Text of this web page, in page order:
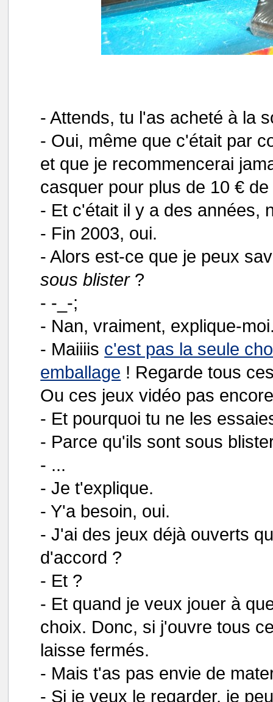
- Attends, tu l'as acheté à la
- Oui, même que c'était par
et que je recommencerai
casquer pour plus de 10 €
- Et c'était il y a des années,
- Fin 2003, oui.
- Alors est-ce que je peux
sous blister?
- -_-;
- Nan, vraiment, explique-
- Maiiiis c'est pas la seule
emballage ! Regarde tous
Ou ces jeux vidéo pas
- Et pourquoi tu ne les
- Parce qu'ils sont sous
- ...
- Je t'explique.
- Y'a besoin, oui.
- J'ai des jeux déjà ouverts
d'accord ?
- Et ?
- Et quand je veux jouer à
choix. Donc, si j'ouvre tous
laisse fermés.
- Mais t'as pas envie de
- Si je veux le regarder, je